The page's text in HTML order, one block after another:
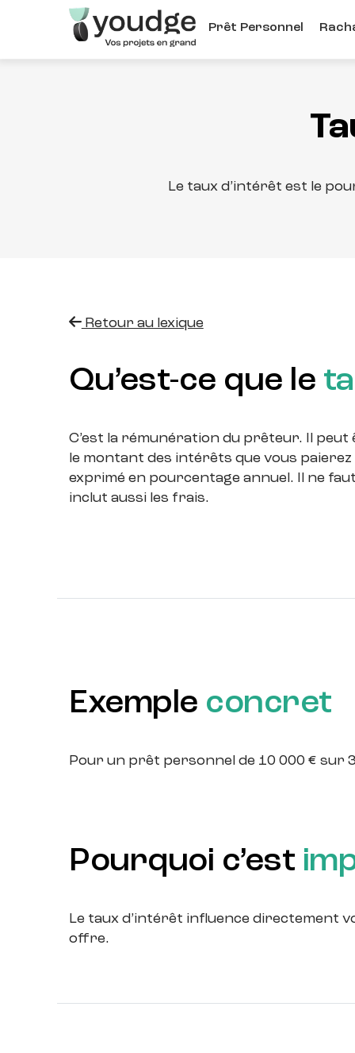
contenu
Prêt Personnel
Le taux d’intérêt est le
Retour au lexique
Qu’est-ce que le
C’est la rémunération du prêteur. Il
le montant des intérêts que vous
exprimé en pourcentage annuel. Il ne
inclut aussi les frais.
Exemple concret
Pour un prêt personnel de 10 000 € sur
Pourquoi c’est
Le taux d’intérêt influence directement
offre.